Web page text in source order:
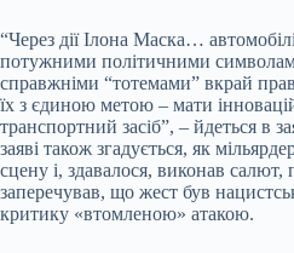
“Через дії Ілона Маска…
потужними політичними
справжніми “тотемами” вкрай
їх з єдиною метою – мати
транспортний засіб”, – йдеться в
заяві також згадується, як
сцену і, здавалося, виконав
заперечував, що жест був
критику «втомленою» атакою.